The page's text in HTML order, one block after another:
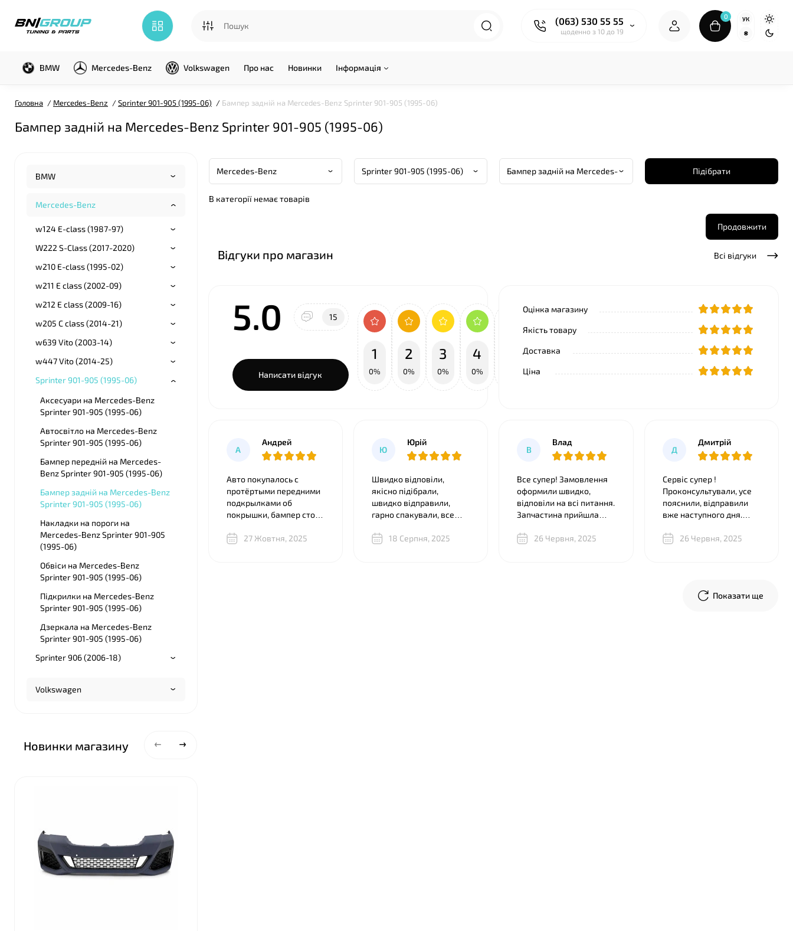
(063) 530 55 55
щоденно з 10 до 19
0
УК
₴
BMW Mercedes-Benz Volkswagen Про нас Новинки Інформація
Головна Mercedes-Benz Sprinter 901-905 (1995-06) Бампер задній на Mercedes-Benz Sprinter 901-905 (1995-06)
Бампер задній на Mercedes-Benz Sprinter 901-905 (1995-06)
BMW
Mercedes-Benz
w124 E-class (1987-97)
W222 S-Class (2017-2020)
w210 E-class (1995-02)
w211 E class (2002-09)
w212 E class (2009-16)
w205 С class (2014-21)
w639 Vito (2003-14)
w447 Vito (2014-25)
Sprinter 901-905 (1995-06)
Аксесуари на Mercedes-Benz
Sprinter 901-905 (1995-06)
Автосвітло на Mercedes-Benz
Sprinter 901-905 (1995-06)
Бампер передній на Mercedes-
Benz Sprinter 901-905 (1995-06)
Бампер задній на Mercedes-Benz
Sprinter 901-905 (1995-06)
Накладки на пороги на
Mercedes-Benz Sprinter 901-905
(1995-06)
Обвіси на Mercedes-Benz
Sprinter 901-905 (1995-06)
Підкрилки на Mercedes-Benz
Sprinter 901-905 (1995-06)
Дзеркала на Mercedes-Benz
Sprinter 901-905 (1995-06)
Sprinter 906 (2006-18)
Volkswagen
Новинки магазину
Підібрати
В категорії немає товарів
Продовжити
Відгуки про магазин Всі відгуки
5.0 15
Написати відгук
1
0%
2
0%
3
0%
4
0%
Оцінка магазину
Якість товару
Доставка
Ціна
А
Андрей
Авто покупалось с
протёртыми передними
подкрылками об
покрышки, бампер стоит
разобраться, как
27 Жовтня, 2025
Ю
Юрій
Швидко відповіли,
якісно підібрали,
швидко відправили,
гарно спакували, все
рідне. Велике дякую!
18 Серпня, 2025
В
Влад
Все супер! Замовлення
оформили швидко,
відповіли на всі питання.
Запчастина прийшла
якість на висоті. Дуже
26 Червня, 2025
Д
Дмитрiй
Сервіс супер !
Проконсультували, усе
пояснили, відправили
вже наступного дня.
Дякую, хлопці, усе на
26 Червня, 2025
Показати ще